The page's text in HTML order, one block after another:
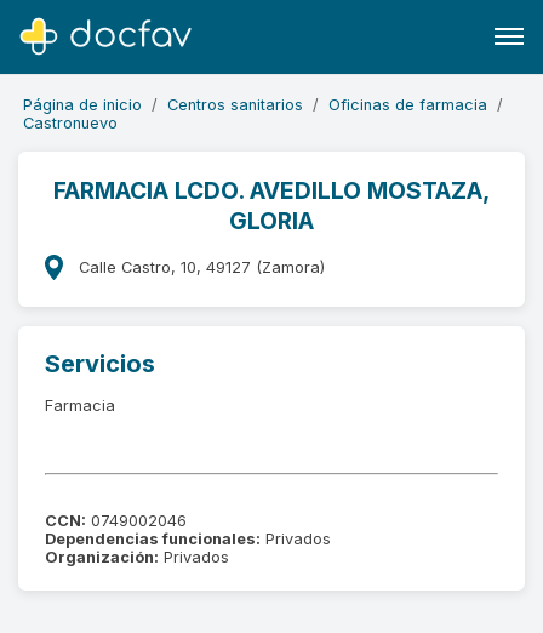
Buscar
Software para clínicas
Soporte
Página de inicio Centros sanitarios
Oficinas de farmacia
Castronuevo
FARMACIA LCDO. AVEDILLO MOSTAZA,
GLORIA
Calle Castro, 10, 49127 (Zamora)
Servicios
Farmacia
CCN: 0749002046
Dependencias funcionales: Privados
Organización: Privados